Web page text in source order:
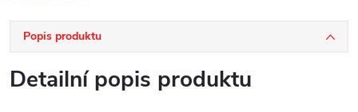
Popis produktu
Detailní popis produktu